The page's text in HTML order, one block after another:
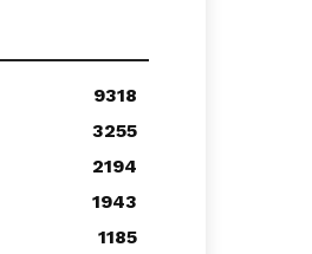
9318
3255
2194
1943
1185